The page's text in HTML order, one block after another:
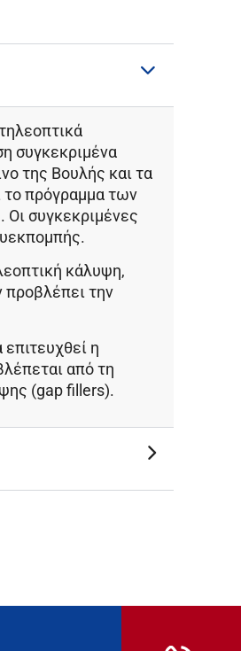
συγκεκριμένα
της Βουλής και τα
το πρόγραμμα των
Οι συγκεκριμένες
.
κάλυψη,
την
η
από τη
(gap fillers).